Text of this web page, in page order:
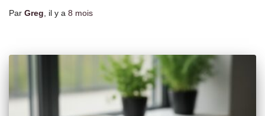
Par Greg, il y a 8 mois